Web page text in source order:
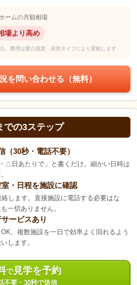
ームの月額相場
場より高め
。費用は要介護度・居室タイプにより変動します
を問い合わせる（無料）
での3ステップ
（30秒・電話不要）
△日あたりで」と書くだけ。細かい日時は
・日程を施設に確認
します。直接施設に電話する必要はな
一切ありません。
ービスあり
。複数施設を一日で効率よく回れるよう
します。
で見学を予約
不要・30秒で送信